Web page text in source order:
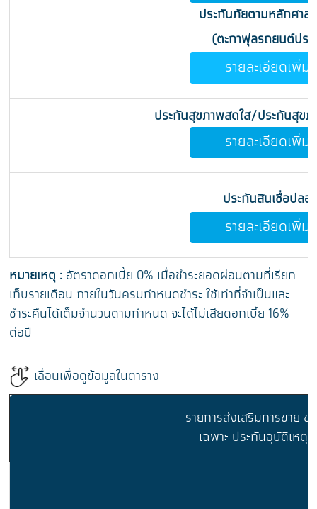
ประกันภัยตามหลักศาส
(ตะกาฟุลรถยนต์ประ
รายละเอียดเพิ่ม
ประกันสุขภาพสดใส/ประกันสุข
รายละเอียดเพิ่ม
ประกันสินเชื่อปลอ
รายละเอียดเพิ่ม
หมายเหตุ : อัตราดอกเบี้ย 0% เมื่อชำระยอดผ่อนตามที่เรียก
เก็บรายเดือน ภายในวันครบกำหนดชำระ ใช้เท่าที่จำเป็นและ
ชำระคืนได้เต็มจำนวนตามกำหนด จะได้ไม่เสียดอกเบี้ย 16%
ต่อปี
เลื่อนเพื่อดูข้อมูลในตาราง
รายการส่งเสริมการขาย
เฉพาะ ประกันอุบัติเหตุ